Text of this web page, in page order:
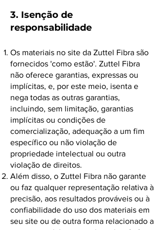
3. Isenção de
responsabilidade
Os materiais no site da Zuttel Fibra são
fornecidos 'como estão'. Zuttel Fibra
não oferece garantias, expressas ou
implícitas, e, por este meio, isenta e
nega todas as outras garantias,
incluindo, sem limitação, garantias
implícitas ou condições de
comercialização, adequação a um fim
específico ou não violação de
propriedade intelectual ou outra
violação de direitos.
Além disso, o Zuttel Fibra não garante
ou faz qualquer representação relativa à
precisão, aos resultados prováveis ​​ou à
confiabilidade do uso dos materiais em
seu site ou de outra forma relacionado a